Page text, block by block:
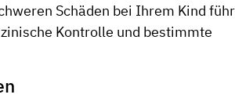
Schäden bei Ihrem Kind
Kontrolle und bestimmte